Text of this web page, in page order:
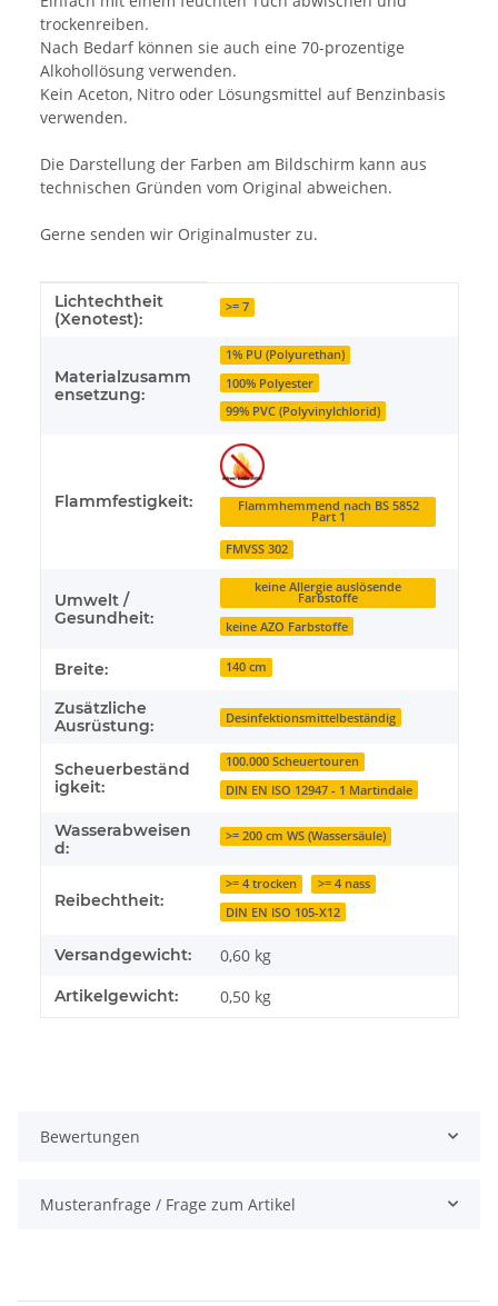
trockenreiben.
Nach Bedarf können sie auch eine 70-prozentige
Alkohollösung verwenden.
Kein Aceton, Nitro oder Lösungsmittel auf Benzinbasis
verwenden.
Die Darstellung der Farben am Bildschirm kann aus
technischen Gründen vom Original abweichen.
Gerne senden wir Originalmuster zu.
Produkteigenschaft
Wert
Lichtechtheit
(Xenotest):
>= 7
Materialzusamm
ensetzung:
1% PU (Polyurethan)
100% Polyester
99% PVC (Polyvinylchlorid)
Flammfestigkeit: Flammhemmend nach BS 5852
Part 1
FMVSS 302
Umwelt /
Gesundheit:
keine Allergie auslösende
Farbstoffe
keine AZO Farbstoffe
Breite: 140 cm
Zusätzliche
Ausrüstung:
Desinfektionsmittelbeständig
Scheuerbeständ
igkeit:
100.000 Scheuertouren
DIN EN ISO 12947 - 1 Martindale
Wasserabweisen
d:
>= 200 cm WS (Wassersäule)
Reibechtheit:
>= 4 trocken
>= 4 nass
DIN EN ISO 105-X12
Versandgewicht: 0,60 kg
Artikelgewicht: 0,50 kg
Bewertungen
Musteranfrage / Frage zum Artikel